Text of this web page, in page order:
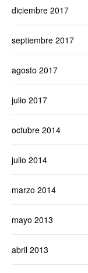
diciembre 2017
septiembre 2017
agosto 2017
julio 2017
octubre 2014
julio 2014
marzo 2014
mayo 2013
abril 2013